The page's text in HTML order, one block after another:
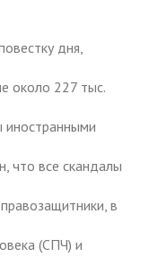
дня,
около 227 тыс.
иностранными
что все скандалы
в
(СПЧ) и